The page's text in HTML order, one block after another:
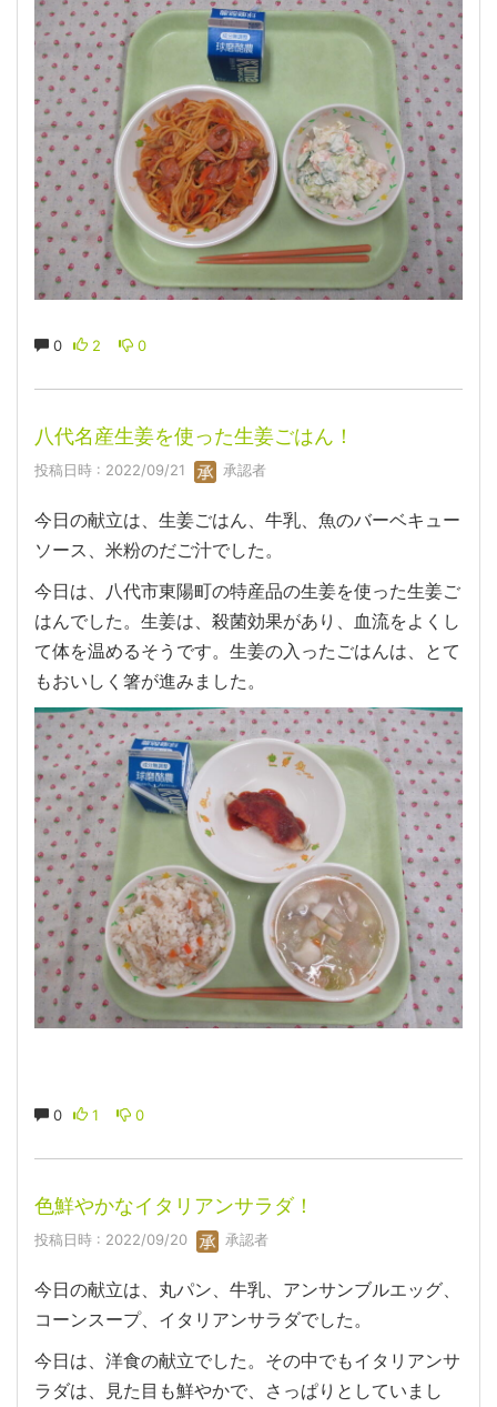
0 2 0
八代名産生姜を使った生姜ごはん！
投稿日時 : 2022/09/21 承認者
今日の献立は、生姜ごはん、牛乳、魚のバーベキュー
ソース、米粉のだご汁でした。
今日は、八代市東陽町の特産品の生姜を使った生姜ご
はんでした。生姜は、殺菌効果があり、血流をよくし
て体を温めるそうです。生姜の入ったごはんは、とて
もおいしく箸が進みました。
0 1 0
色鮮やかなイタリアンサラダ！
投稿日時 : 2022/09/20 承認者
今日の献立は、丸パン、牛乳、アンサンブルエッグ、
コーンスープ、イタリアンサラダでした。
今日は、洋食の献立でした。その中でもイタリアンサ
ラダは、見た目も鮮やかで、さっぱりとしていまし